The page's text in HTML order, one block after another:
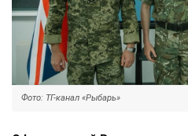
Фото: ТГ-канал «Рыбарь»